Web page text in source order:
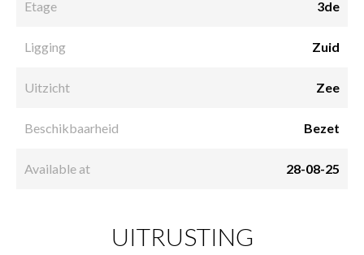
Etage 3de
Ligging Zuid
Uitzicht Zee
Beschikbaarheid Bezet
Available at 28-08-25
UITRUSTING